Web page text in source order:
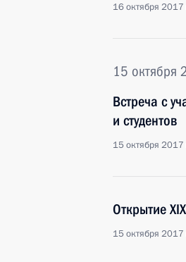
16 октября 2017
15 октября
Встреча с
и студентов
15 октября 2017
Открытие
15 октября